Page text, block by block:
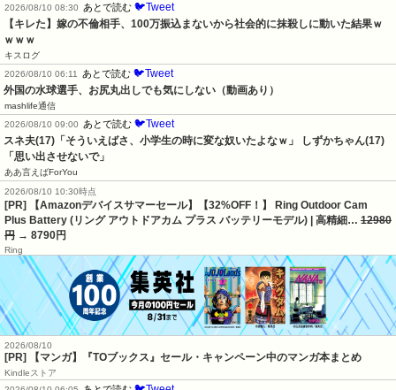
2026/08/10 08:30
あとで読む 🐦Tweet
【キレた】嫁の不倫相手、100万振込まないから社会的に抹殺しに動いた結果ｗ
ｗｗｗ
キスログ
2026/08/10 06:11
あとで読む 🐦Tweet
外国の水球選手、お尻丸出しでも気にしない（動画あり）
mashlife通信
2026/08/10 09:00
あとで読む 🐦Tweet
スネ夫(17)「そういえばさ、小学生の時に変な奴いたよなｗ」 しずかちゃん(17)
「思い出させないで」
ああ言えばForYou
2026/08/10 10:30時点
[PR] 【Amazonデバイスサマーセール】【32%OFF！】 Ring Outdoor Cam
Plus Battery (リング アウトドアカム プラス バッテリーモデル) | 高精細… 12980
円 → 8790円
Ring
2026/08/10
[PR] 【マンガ】『TOブックス』セール・キャンペーン中のマンガ本まとめ
Kindleストア